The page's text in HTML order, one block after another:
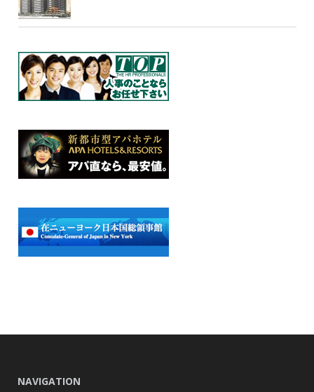
NAVIGATION